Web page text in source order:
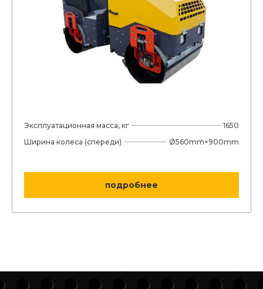
Эксплуатационная масса, кг
1650
Ширина колеса (спереди)
Ø560mm×900mm
подробнее